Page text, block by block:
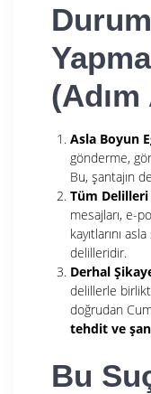
(Adım
Asla Boyun
gönderme,
Bu, şantajın
Tüm Delilleri
mesajları, e-
kayıtlarını
delilleridir.
Derhal
delillerle
doğrudan
tehdit ve
Bu